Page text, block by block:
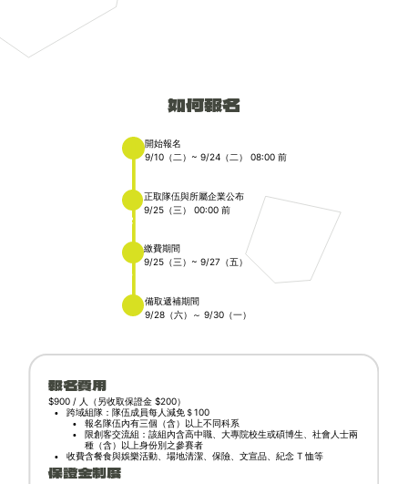
如何報名
開始報名
9/10（二）~ 9/24（二） 08:00 前
2
正取隊伍與所屬企業公布
9/25（三） 00:00 前
3
繳費期間
9/25（三）~ 9/27（五）
備取遞補期間
9/28（六）～ 9/30（一）
報名費用
$900 / 人（另收取保證金 $200）
跨域組隊：隊伍成員每人減免＄100
報名隊伍內有三個（含）以上不同科系
限創客交流組：該組內含高中職、大專院校生或碩博生、社會人士兩
種（含）以上身份別之參賽者
收費含餐食與娛樂活動、場地清潔、保險、文宣品、紀念 T 恤等
保證金制度